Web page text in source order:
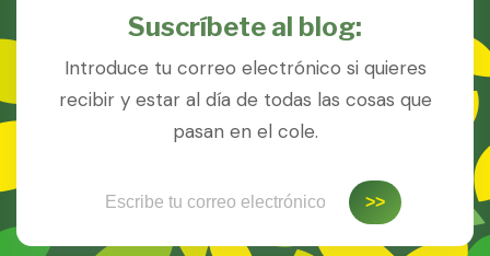
Suscríbete al blog:
Introduce tu correo electrónico si quieres
recibir y estar al día de todas las cosas que
pasan en el cole.
>>